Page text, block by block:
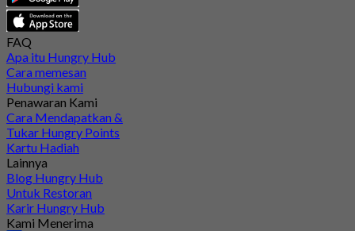
FAQ
Apa itu Hungry Hub
Cara memesan
Hubungi kami
Penawaran Kami
Cara Mendapatkan &
Tukar Hungry Points
Kartu Hadiah
Lainnya
Blog Hungry Hub
Untuk Restoran
Karir Hungry Hub
Kami Menerima